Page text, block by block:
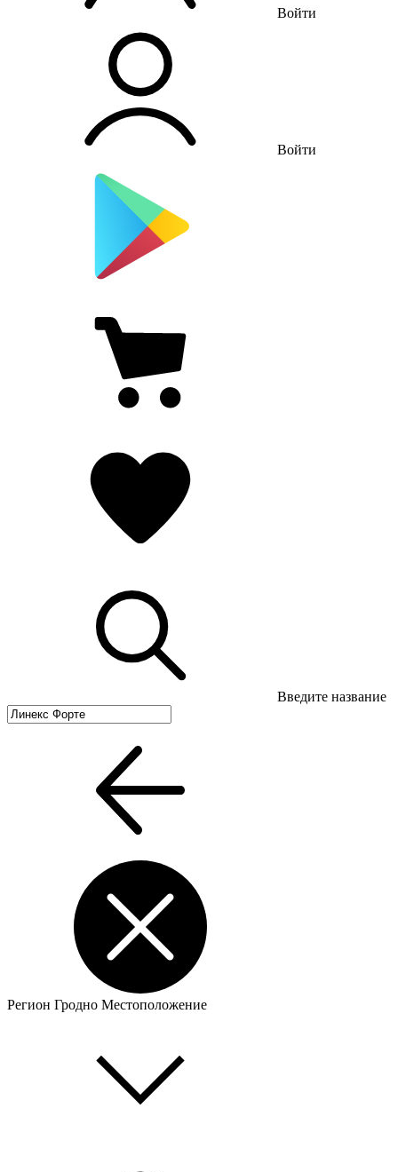
Войти
Войти
Введите название
Регион Гродно Местоположение